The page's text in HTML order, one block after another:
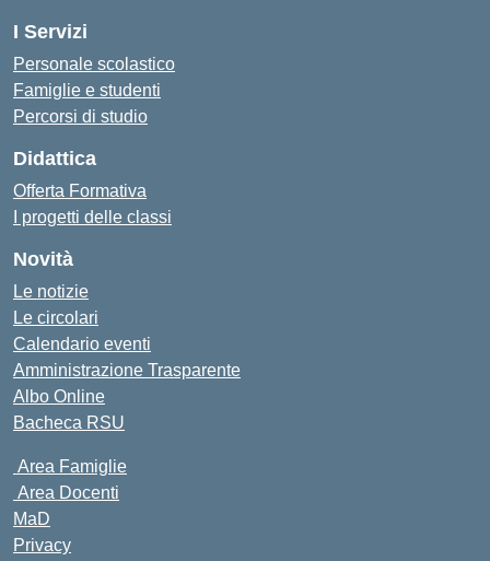
I Servizi
Personale scolastico
Famiglie e studenti
Percorsi di studio
Didattica
Offerta Formativa
I progetti delle classi
Novità
Le notizie
Le circolari
Calendario eventi
Amministrazione Trasparente
Albo Online
Bacheca RSU
Area Famiglie
Area Docenti
MaD
Privacy